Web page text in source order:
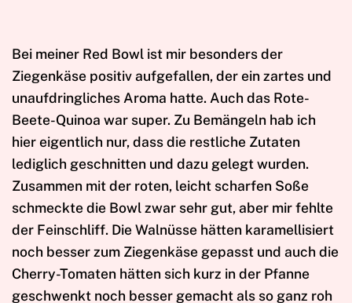
Bei meiner Red Bowl ist mir besonders der
Ziegenkäse positiv aufgefallen, der ein zartes und
unaufdringliches Aroma hatte. Auch das Rote-
Beete-Quinoa war super. Zu Bemängeln hab ich
hier eigentlich nur, dass die restliche Zutaten
lediglich geschnitten und dazu gelegt wurden.
Zusammen mit der roten, leicht scharfen Soße
schmeckte die Bowl zwar sehr gut, aber mir fehlte
der Feinschliff. Die Walnüsse hätten karamellisiert
noch besser zum Ziegenkäse gepasst und auch die
Cherry-Tomaten hätten sich kurz in der Pfanne
geschwenkt noch besser gemacht als so ganz roh